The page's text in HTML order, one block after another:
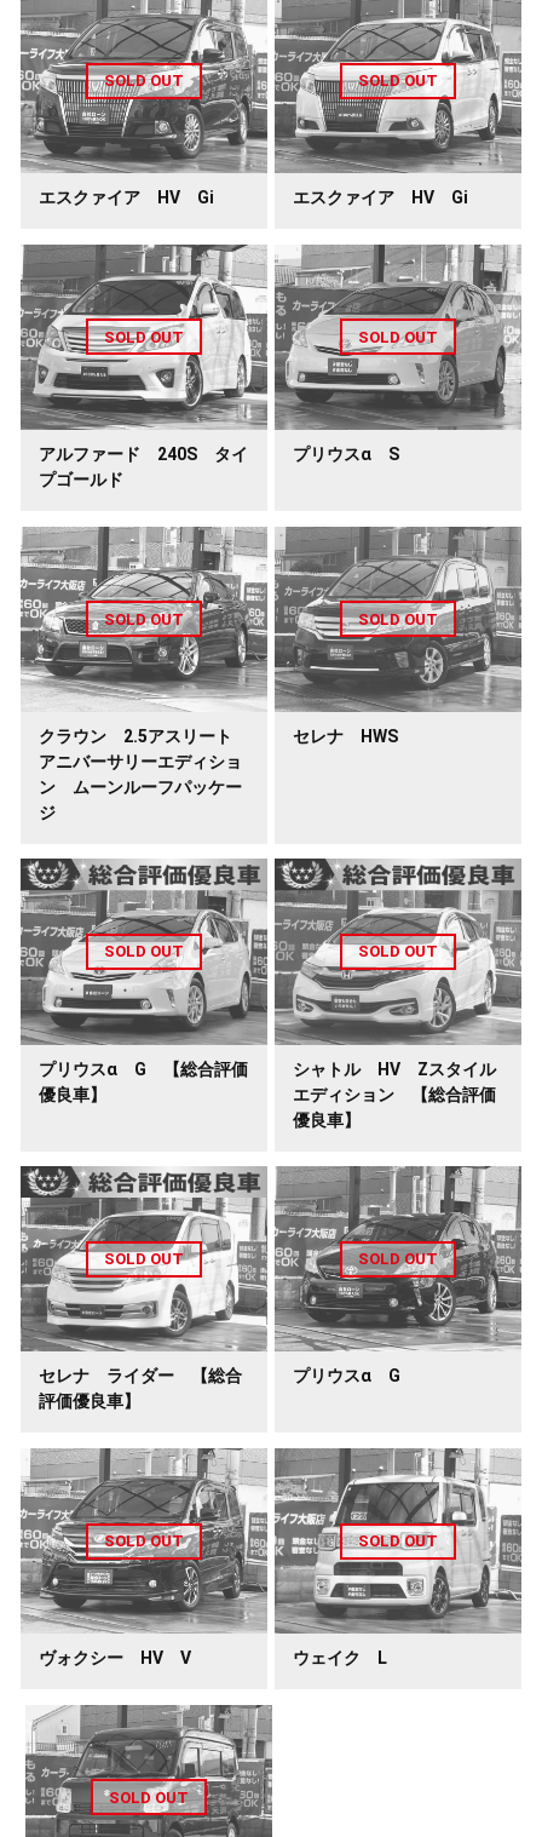
エスクァイア HV Gi エスクァイア HV Gi
アルファード 240S タイ
プゴールド
プリウスα S
クラウン 2.5アスリート
アニバーサリーエディショ
ン ムーンルーフパッケー
ジ
セレナ HWS
プリウスα G 【総合評価
優良車】
シャトル HV Zスタイル
エディション 【総合評価
優良車】
セレナ ライダー 【総合
評価優良車】
プリウスα G
ヴォクシー HV V ウェイク L